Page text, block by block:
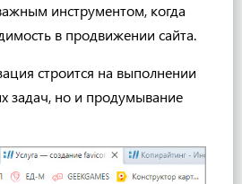
инструментом, когда
в продвижении сайта.
строится на выполнении
задач, но и продумывание